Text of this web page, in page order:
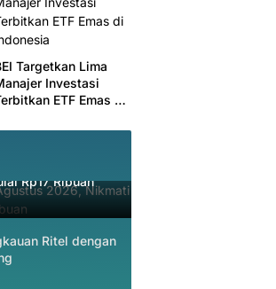
Targetkan Lima
Investasi
ETF Emas di
2026,
Rp17 Ribuan
Ritel dengan